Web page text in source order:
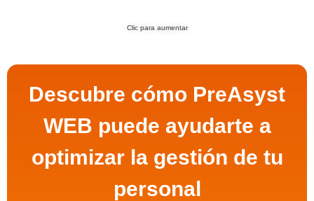
Clic para aumentar
Descubre cómo PreAsyst
WEB puede ayudarte a
optimizar la gestión de tu
personal